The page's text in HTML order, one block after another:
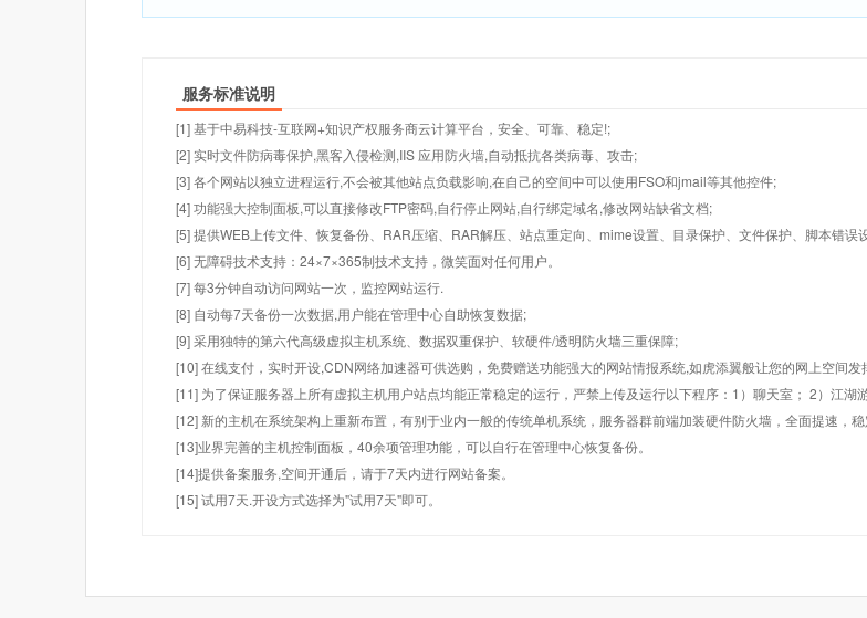
服务标准说明
[1] 基于中易科技-互联网+知识产权服务商云计算平台，安全、可靠、稳定!;
[2] 实时文件防病毒保护,黑客入侵检测,IIS 应用防火墙,自动抵抗各类病毒、攻击;
[3] 各个网站以独立进程运行,不会被其他站点负载影响,在自己的空间中可以使用FSO和jmail等其他控件;
[4] 功能强大控制面板,可以直接修改FTP密码,自行停止网站,自行绑定域名,修改网站缺省文档;
[5] 提供WEB上传文件、恢复备份、RAR压缩、RAR解压、站点重定向、mime设置、目录保护、文件保护、脚本错
[6] 无障碍技术支持：24×7×365制技术支持，微笑面对任何用户。
[7] 每3分钟自动访问网站一次，监控网站运行.
[8] 自动每7天备份一次数据,用户能在管理中心自助恢复数据;
[9] 采用独特的第六代高级虚拟主机系统、数据双重保护、软硬件/透明防火墙三重保障;
[10] 在线支付，实时开设,CDN网络加速器可供选购，免费赠送功能强大的网站情报系统,如虎添翼般让您的网上空间发
[11] 为了保证服务器上所有虚拟主机用户站点均能正常稳定的运行，严禁上传及运行以下程序：1）聊天室； 2）江湖
[12] 新的主机在系统架构上重新布置，有别于业内一般的传统单机系统，服务器群前端加装硬件防火墙，全面提速，
[13]业界完善的主机控制面板，40余项管理功能，可以自行在管理中心恢复备份。
[14]提供备案服务,空间开通后，请于7天内进行网站备案。
[15] 试用7天.开设方式选择为"试用7天"即可。